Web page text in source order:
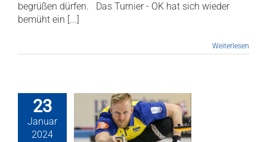
begrüßen dürfen. Das Turnier - OK hat sich wieder
bemüht ein [...]
Weiterlesen
23
Januar
2024
mit
Di, 30.